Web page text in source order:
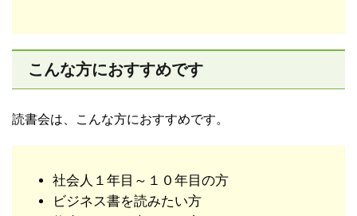
こんな方におすすめです
読書会は、こんな方におすすめです。
社会人１年目～１０年目の方
ビジネス書を読みたい方